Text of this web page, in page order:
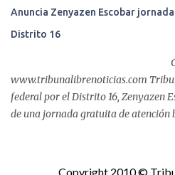
Anuncia Zenyazen Escobar
Distrito 16
Córdoba, Ver. |
www.tribunalibrenoticias.com
federal por el Distrito 16, Zenyazen
de una jornada gratuita de atención
Copyright 2010 ©